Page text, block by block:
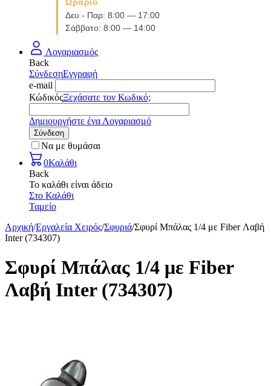
Δευ - Παρ: 8:00 — 17:00
Σάββατο: 8:00 — 14:00
Λογαριασμός
Back
ΣύνδεσηΕγγραφή
e-mail
ΚώδικόςΞεχάσατε τον Κωδικό;
Δημιουργήστε ένα Λογαριασμό
Σύνδεση
Να με θυμάσαι
0Καλάθι
Back
Το καλάθι είναι άδειο
Στο Καλάθι
Ταμείο
Αρχική/Εργαλεία Χειρός/Σφυριά/Σφυρί Μπάλας 1/4 με Fiber Λαβή
Inter (734307)
Σφυρί Μπάλας 1/4 με Fiber
Λαβή Inter (734307)